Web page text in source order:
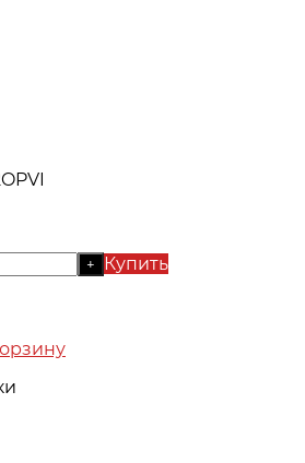
+
Купить